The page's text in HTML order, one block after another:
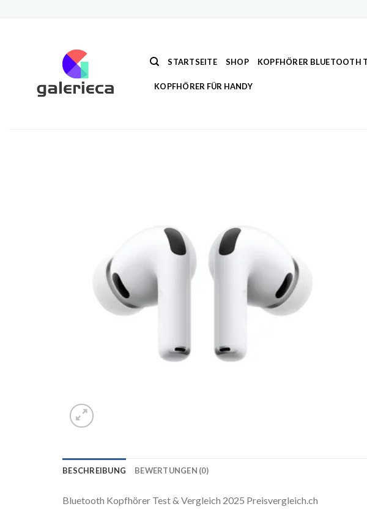
STARTSEITE SHOP KOPFHÖRER BLUETOOTH
KOPFHÖRER FÜR HANDY
BESCHREIBUNG BEWERTUNGEN (0)
Bluetooth Kopfhörer Test & Vergleich 2025 Preisvergleich.ch